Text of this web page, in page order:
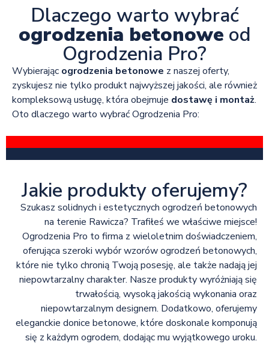
Dlaczego warto wybrać
ogrodzenia betonowe od
Ogrodzenia Pro?
Wybierając ogrodzenia betonowe z naszej oferty,
zyskujesz nie tylko produkt najwyższej jakości, ale również
kompleksową usługę, która obejmuje dostawę i montaż.
Oto dlaczego warto wybrać Ogrodzenia Pro:
Jakie produkty oferujemy?
Szukasz solidnych i estetycznych ogrodzeń betonowych
na terenie Rawicza? Trafiłeś we właściwe miejsce!
Ogrodzenia Pro to firma z wieloletnim doświadczeniem,
oferująca szeroki wybór wzorów ogrodzeń betonowych,
które nie tylko chronią Twoją posesję, ale także nadają jej
niepowtarzalny charakter. Nasze produkty wyróżniają się
trwałością, wysoką jakością wykonania oraz
niepowtarzalnym designem. Dodatkowo, oferujemy
eleganckie donice betonowe, które doskonale komponują
się z każdym ogrodem, dodając mu wyjątkowego uroku.